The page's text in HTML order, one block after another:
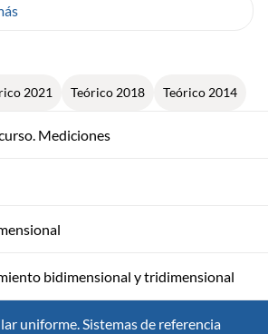
2021 Teórico 2018 Teórico 2014
Mediciones
bidimensional y tridimensional
uniforme. Sistemas de referencia